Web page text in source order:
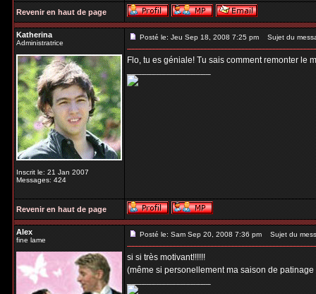
Revenir en haut de page
Katherina
Administratrice
Inscrit le: 21 Jan 2007
Messages: 424
Posté le: Jeu Sep 18, 2008 7:25 pm Sujet du
Flo, tu es géniale! Tu sais comment remonter le
_________________
Revenir en haut de page
Alex
fine lame
Posté le: Sam Sep 20, 2008 7:36 pm Sujet du
si si très motivant!!!!!!
(même si personellement ma saison de
_________________